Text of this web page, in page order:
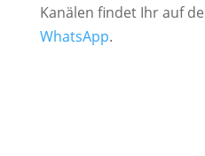
Kanälen findet Ihr auf
WhatsApp.